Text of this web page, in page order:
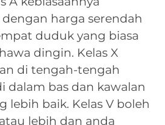
harga serendah
duduk yang biasa
dingin. Kelas X
di tengah-tengah
dalam bas dan kawalan
lebih baik. Kelas V boleh
lebih dan anda